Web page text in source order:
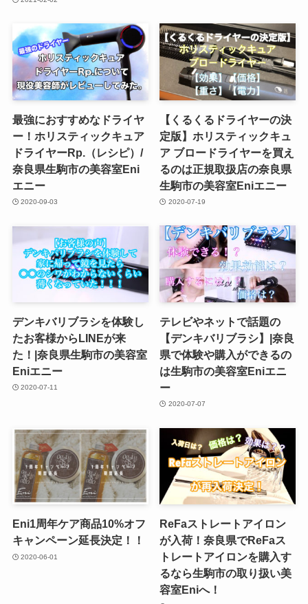
最強におすすめなドライヤ
ー！ホリスティックキュア
ドライヤーRp.（レシピ）/
奈良県生駒市の美容室Eni
エニー
2020-09-03
【くるくるドライヤーの決
定版】ホリスティックキュ
ア ブロードライヤーを買え
るのは正規取扱店の奈良県
生駒市の美容室Eniエニー
2020-07-19
デンキバリブラシを体験し
たお客様からLINEが来
た！|奈良県生駒市の美容室
Eniエニー
2020-07-11
テレビやネットで話題の
【デンキバリブラシ】|奈良
県で体験や購入ができるの
は生駒市の美容室Eniエニ
ー
2020-07-07
Eni1周年ケア商品10%オフ
キャンペーン延長決定！！
2020-06-01
ReFaストレートアイロン
が入荷！奈良県でReFaス
トレートアイロンを購入す
るなら生駒市の取り扱い美
容室Eniへ！